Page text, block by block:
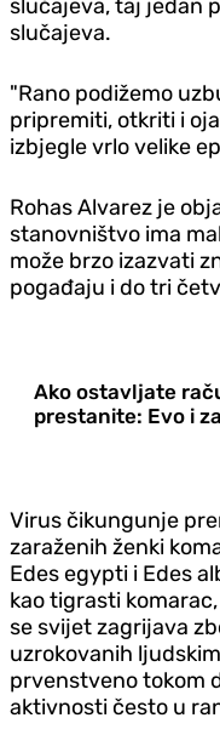
slučajeva, taj jedan
slučajeva.
"Rano podižemo
pripremiti, otkriti i
izbjegle vrlo velike
Rohas Alvarez je
stanovništvo ima
može brzo izazvati
pogađaju i do tri
Ako ostavljate
prestanite: Evo i
Virus čikungunje
zaraženih ženki
Edes egypti i Edes
kao tigrasti
se svijet zagrijava
uzrokovanih
prvenstveno tokom
aktivnosti često u